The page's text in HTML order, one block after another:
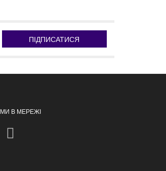
ПІДПИСАТИСЯ
МИ В МЕРЕЖІ